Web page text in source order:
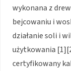
wykonana z
bejcowaniu i
działanie soli i
użytkowania
certyfikowany